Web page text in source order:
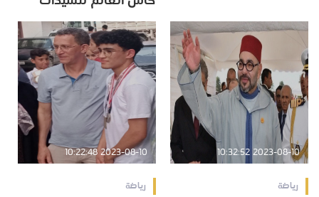
2023-08-10 10:32:52
رياضة
2023-08-10 10:22:48
رياضة